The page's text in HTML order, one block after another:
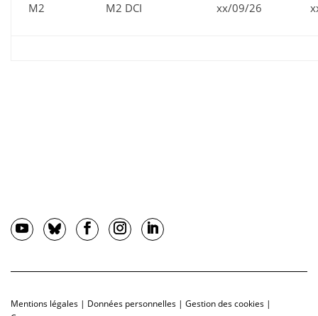
M2 M2 DCI xx/09/26
Mentions légales | Données personnelles | Gestion des cookies |